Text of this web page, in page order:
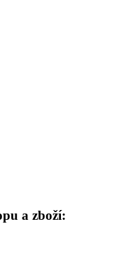
a zboží: